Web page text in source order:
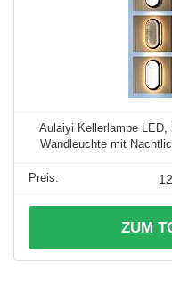
Aulaiyi Kellerlampe LED,
Wandleuchte mit
ZUM